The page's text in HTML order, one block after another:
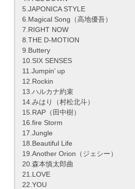
5.JAPONICA STYLE
6.Magical Song（高地優吾）
7.RIGHT NOW
8.THE D-MOTION
9.Buttery
10.SIX SENSES
11.Jumpin’ up
12.Rockin
13.ハルカナ約束
14.みはり（村松北斗）
15.RAP（田中樹）
16.fire Storm
17.Jungle
18.Beautiful Life
19.Another Orion（ジェシー）
20.森本慎太郎曲
21.LOVE
22.YOU